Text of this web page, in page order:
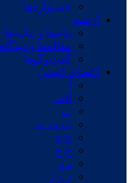
جشنواره‌ها
آرشیو
پیام‌ها و بیانیه‌ها
مقاله‌ها و
گفت‌وگوها
اعضای انجمن
الف
ب
پ ت ث
ج چ
ح خ
د ذ
ر ز ژ